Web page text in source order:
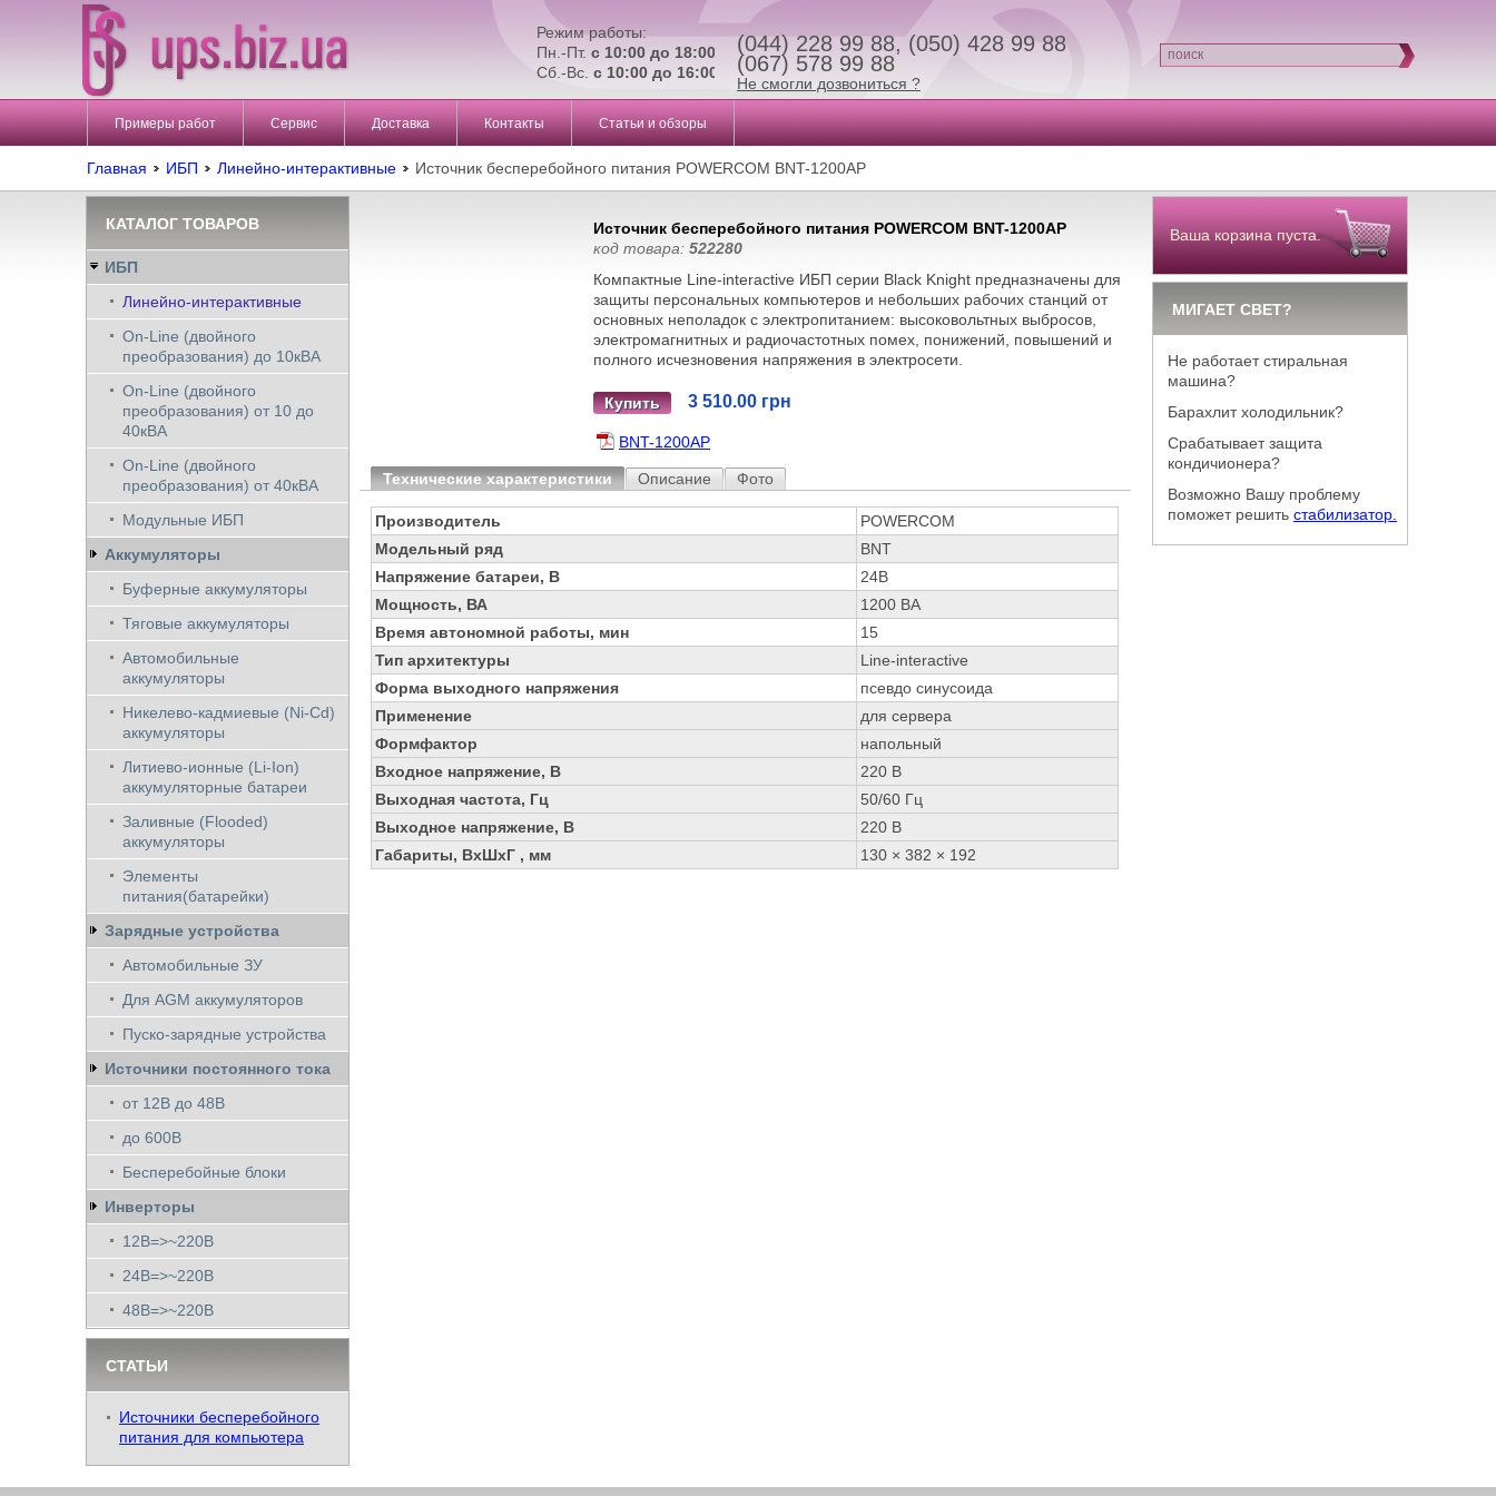
Режим работы:
Пн.-Пт. с 10:00 до 18:00
Сб.-Вс. с 10:00 до 16:00
(044) 228 99 88, (050) 428 99 88
(067) 578 99 88
Не смогли дозвониться ?
поиск
Примеры работ Сервис Доставка Контакты Статьи и обзоры
Главная ИБП Линейно-интерактивные Источник бесперебойного питания POWERCOM BNT-1200AP
Источник бесперебойного питания POWERCOM BNT-1200AP
код товара: 522280
Компактные Line-interactive ИБП серии Black Knight предназначены для
защиты персональных компьютеров и небольших рабочих станций от
основных неполадок с электропитанием: высоковольтных выбросов,
электромагнитных и радиочастотных помех, понижений, повышений и
полного исчезновения напряжения в электросети.
Купить 3 510.00 грн
BNT-1200AP
Технические характеристики Описание Фото
Производитель
POWERCOM
Модельный ряд
BNT
Напряжение батареи, В
24В
Мощность, ВА
1200 ВА
Время автономной работы, мин
15
Тип архитектуры
Line-interactive
Форма выходного напряжения
псевдо синусоида
Применение
для сервера
Формфактор
напольный
Входное напряжение, В
220 В
Выходная частота, Гц
50/60 Гц
Выходное напряжение, В
220 В
Габариты, ВхШхГ , мм
130 × 382 × 192
КАТАЛОГ ТОВАРОВ
ИБП
Линейно-интерактивные
On-Line (двойного
преобразования) до 10кВА
On-Line (двойного
преобразования) от 10 до
40кВА
On-Line (двойного
преобразования) от 40кВА
Модульные ИБП
Аккумуляторы
Буферные аккумуляторы
Тяговые аккумуляторы
Автомобильные
аккумуляторы
Никелево-кадмиевые (Ni-Cd)
аккумуляторы
Литиево-ионные (Li-Ion)
аккумуляторные батареи
Заливные (Flooded)
аккумуляторы
Элементы
питания(батарейки)
Зарядные устройства
Автомобильные ЗУ
Для AGM аккумуляторов
Пуско-зарядные устройства
Источники постоянного тока
от 12В до 48В
до 600В
Бесперебойные блоки
Инверторы
12В=>~220В
24В=>~220В
48В=>~220В
СТАТЬИ
Источники бесперебойного
питания для компьютера
Ваша корзина пуста.
МИГАЕТ СВЕТ?
Не работает стиральная
машина?
Барахлит холодильник?
Срабатывает защита
кондичионера?
Возможно Вашу проблему
поможет решить стабилизатор.